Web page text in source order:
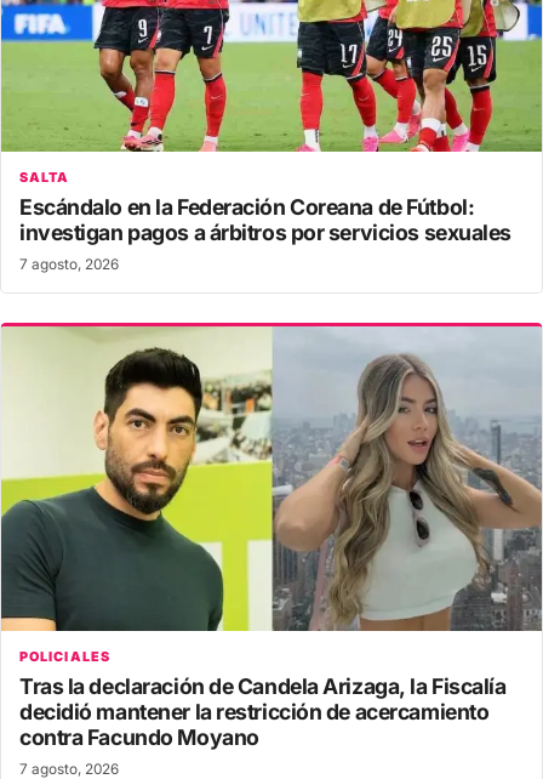
SALTA
Escándalo en la Federación Coreana de Fútbol:
investigan pagos a árbitros por servicios sexuales
7 agosto, 2026
POLICIALES
Tras la declaración de Candela Arizaga, la Fiscalía
decidió mantener la restricción de acercamiento
contra Facundo Moyano
7 agosto, 2026